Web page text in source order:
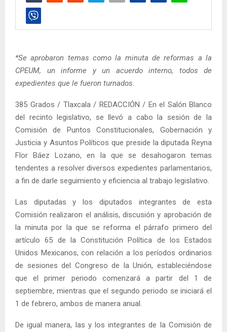
*Se aprobaron temas como la minuta de reformas a la
CPEUM, un informe y un acuerdo interno, todos de
expedientes que le fueron turnados.
385 Grados / Tlaxcala / REDACCIÓN / En el Salón Blanco
del recinto legislativo, se llevó a cabo la sesión de la
Comisión de Puntos Constitucionales, Gobernación y
Justicia y Asuntos Políticos que preside la diputada Reyna
Flor Báez Lozano, en la que se desahogaron temas
tendentes a resolver diversos expedientes parlamentarios,
a fin de darle seguimiento y eficiencia al trabajo legislativo.
Las diputadas y los diputados integrantes de esta
Comisión realizaron el análisis, discusión y aprobación de
la minuta por la que se reforma el párrafo primero del
artículo 65 de la Constitución Política de los Estados
Unidos Mexicanos, con relación a los períodos ordinarios
de sesiones del Congreso de la Unión, estableciéndose
que el primer periodo comenzará a partir del 1 de
septiembre, mientras que el segundo periodo se iniciará el
1 de febrero, ambos de manera anual.
De igual manera, las y los integrantes de la Comisión de